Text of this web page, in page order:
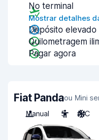
No terminal
Mostrar detalhes
Depósito elevado
Quilometragem
Pagar agora
Fiat Pandaou Mini
Manual
5 A/C